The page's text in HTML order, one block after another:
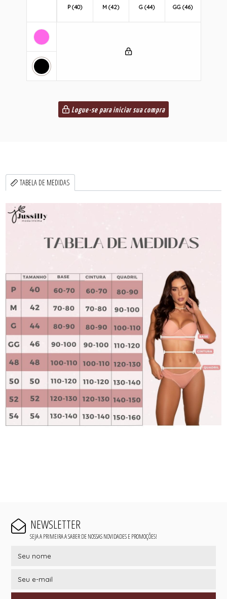
P (40) M (42) G (44) GG (46)
Logue-se para iniciar sua compra
TABELA DE MEDIDAS
NEWSLETTER
SEJA A PRIMEIRA A SABER DE NOSSAS NOVIDADES E PROMOÇÕES!